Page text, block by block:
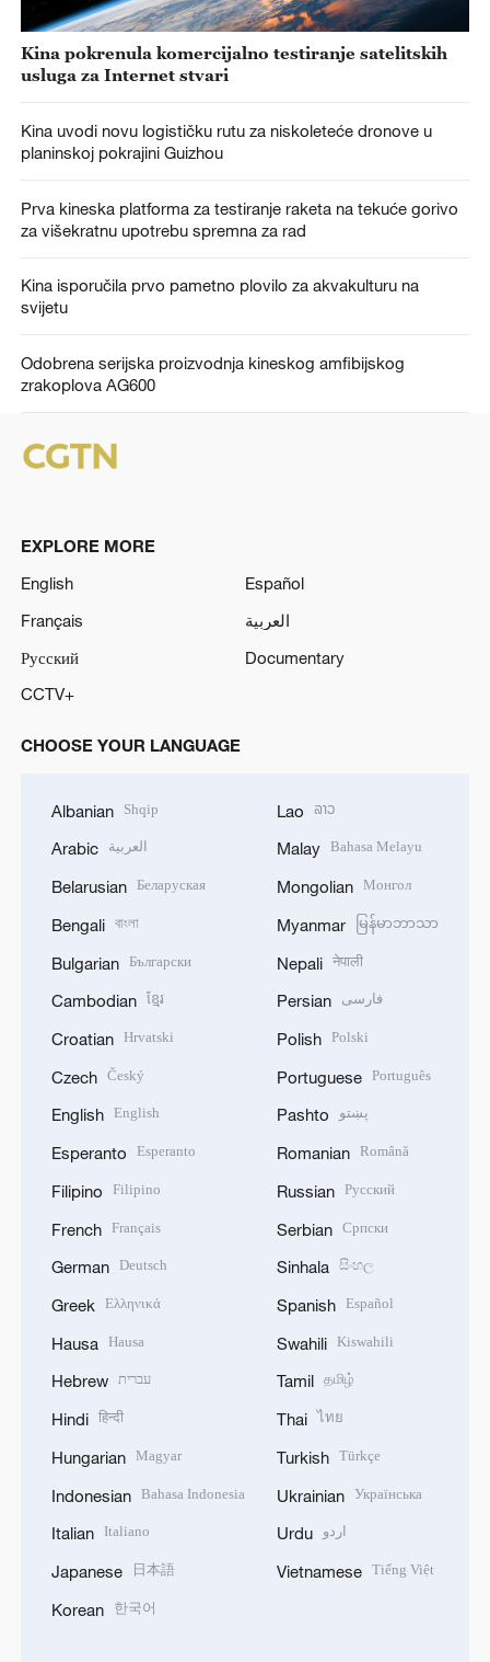
Kina pokrenula komercijalno testiranje satelitskih
usluga za Internet stvari
Kina uvodi novu logističku rutu za niskoleteće dronove u
planinskoj pokrajini Guizhou
Prva kineska platforma za testiranje raketa na tekuće gorivo
za višekratnu upotrebu spremna za rad
Kina isporučila prvo pametno plovilo za akvakulturu na
svijetu
Odobrena serijska proizvodnja kineskog amfibijskog
zrakoplova AG600
EXPLORE MORE
English
Español
Français
العربية
Русский
Documentary
CCTV+
CHOOSE YOUR LANGUAGE
Albanian Shqip
Arabic العربية
Belarusian Беларуская
Bengali বাংলা
Bulgarian Български
Cambodian ខ្មែរ
Croatian Hrvatski
Czech Český
English English
Esperanto Esperanto
Filipino Filipino
French Français
German Deutsch
Greek Ελληνικά
Hausa Hausa
Hebrew עברית
Hindi हिन्दी
Hungarian Magyar
Indonesian Bahasa Indonesia
Italian Italiano
Japanese 日本語
Korean 한국어
Lao ລາວ
Malay Bahasa Melayu
Mongolian Монгол
Myanmar မြန်မာဘာသာ
Nepali नेपाली
Persian فارسی
Polish Polski
Portuguese Português
Pashto پښتو
Romanian Română
Russian Русский
Serbian Српски
Sinhala සිංහල
Spanish Español
Swahili Kiswahili
Tamil தமிழ்
Thai ไทย
Turkish Türkçe
Ukrainian Українська
Urdu اردو
Vietnamese Tiếng Việt